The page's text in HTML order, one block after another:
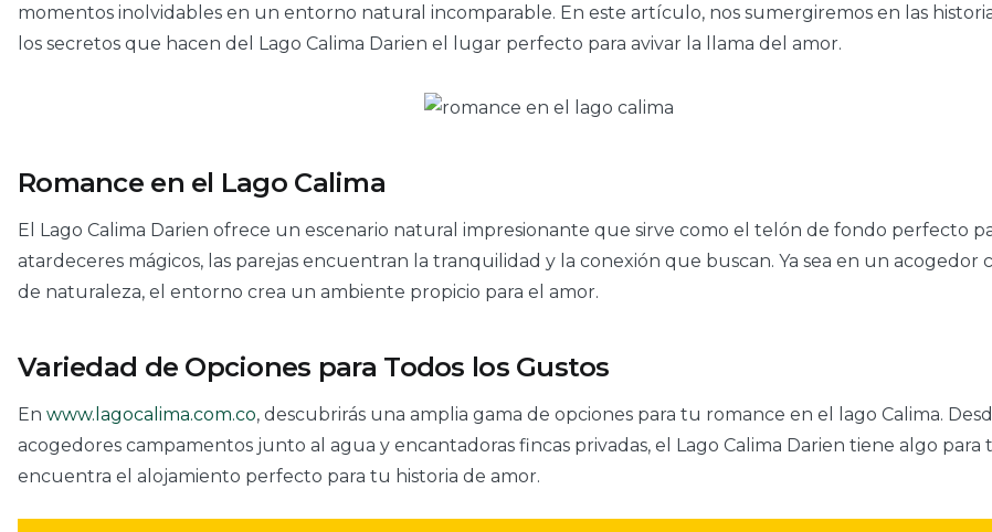
momentos inolvidables en un entorno natural incomparable. En este artículo, nos sumergiremos en las
los secretos que hacen del Lago Calima Darien el lugar perfecto para avivar la llama del amor.
Romance en el Lago Calima
El Lago Calima Darien ofrece un escenario natural impresionante que sirve como el telón de fondo perfecto
atardeceres mágicos, las parejas encuentran la tranquilidad y la conexión que buscan. Ya sea en un
de naturaleza, el entorno crea un ambiente propicio para el amor.
Variedad de Opciones para Todos los Gustos
En www.lagocalima.com.co, descubrirás una amplia gama de opciones para tu romance en el lago Calima.
acogedores campamentos junto al agua y encantadoras fincas privadas, el Lago Calima Darien tiene algo
encuentra el alojamiento perfecto para tu historia de amor.